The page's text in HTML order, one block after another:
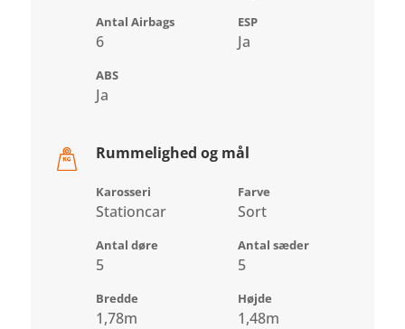
Antal Airbags
6
ESP
Ja
ABS
Ja
Rummelighed og mål
Karosseri
Stationcar
Farve
Sort
Antal døre
5
Antal sæder
5
Bredde
1,78m
Højde
1,48m